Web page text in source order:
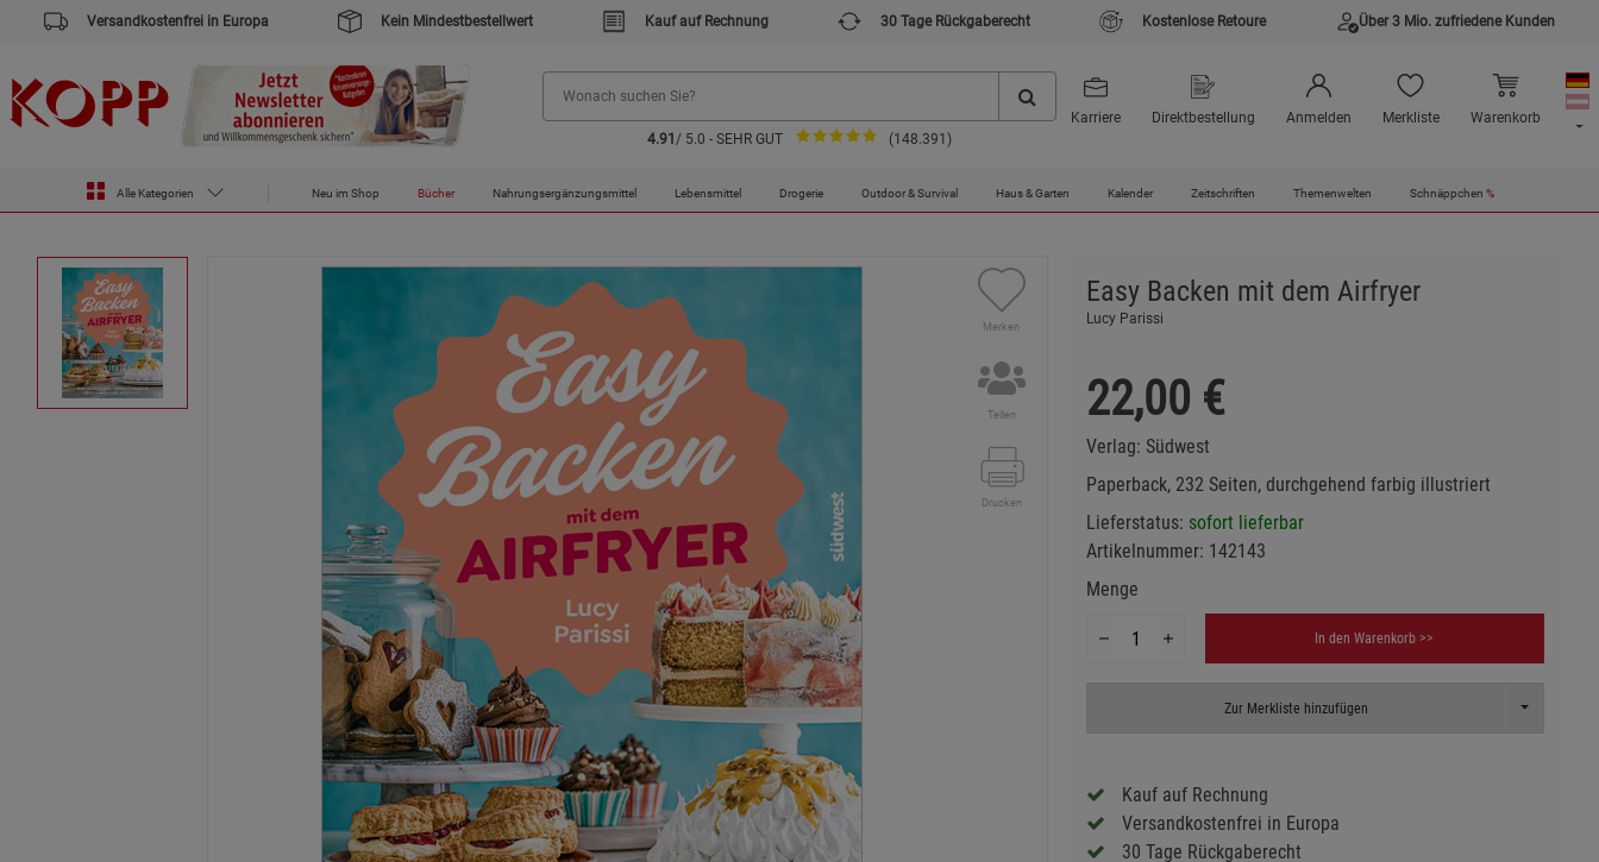
Versandkostenfrei in Europa Kein Mindestbestellwert Kauf auf Rechnung 30 Tage Rückgaberecht Kostenlose Retoure Über 3 Mio. zufriedene Kunden
4.91 / 5.0 - SEHR GUT (148.391)
Karriere Direktbestellung Anmelden Merkliste Warenkorb
Alle Kategorien Neu im Shop Bücher Nahrungsergänzungsmittel Lebensmittel Drogerie Outdoor & Survival Haus & Garten Kalender Zeitschriften Themenwelten Schnäppchen %
Zur Startseite des Kopp Verlag Online-Shop
Bücher Easy Backen mit dem Airfryer
Merken
Teilen
Drucken
Easy Backen mit dem Airfryer
Lucy Parissi
22,00 €
Verlag: Südwest
Paperback, 232 Seiten, durchgehend farbig illustriert
Lieferstatus: sofort lieferbar
Artikelnummer: 142143
Menge
In den Warenkorb >>
Zur Merkliste hinzufügen Toggle
Kauf auf Rechnung
Versandkostenfrei in Europa
30 Tage Rückgaberecht